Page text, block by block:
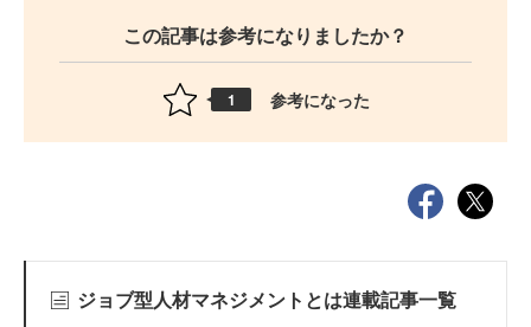
この記事は参考になりましたか？
1 参考になった
ジョブ型人材マネジメントとは連載記事一覧